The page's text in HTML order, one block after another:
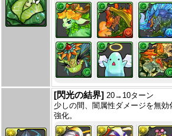
[閃光の結界] 20→10ターン
少しの間、闇属性ダメージを無
強化。